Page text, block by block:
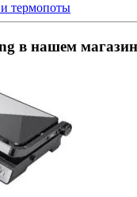
термопоты
в нашем